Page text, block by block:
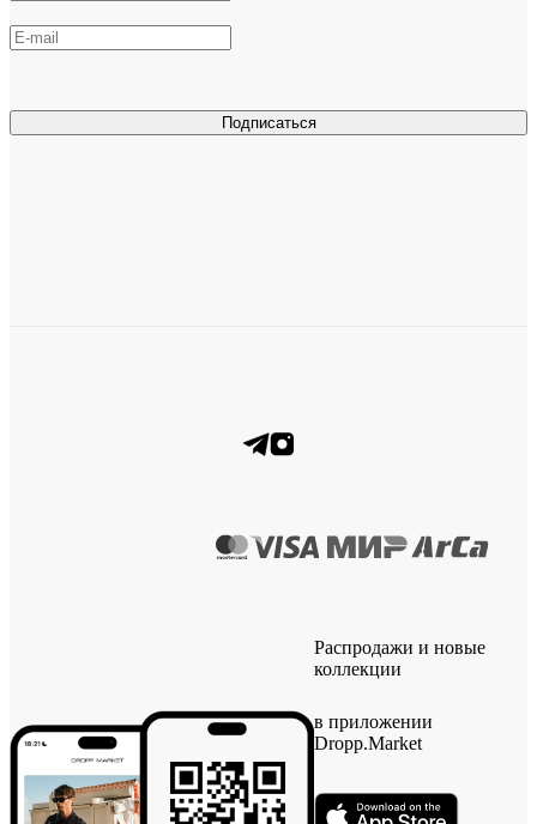
Подписаться
Распродажи и новые
коллекции
в приложении
Dropp.Market